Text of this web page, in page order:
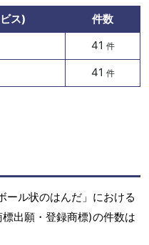
ス)
件数
41 件
41 件
ール状のはんだ」における
出願・登録商標)の件数は